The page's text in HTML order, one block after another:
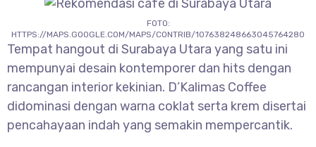
FOTO:
HTTPS://MAPS.GOOGLE.COM/MAPS/CONTRIB/107638248663045764280
Tempat hangout di Surabaya Utara yang satu ini
mempunyai desain kontemporer dan hits dengan
rancangan interior kekinian. D’Kalimas Coffee
didominasi dengan warna coklat serta krem disertai
pencahayaan indah yang semakin mempercantik.